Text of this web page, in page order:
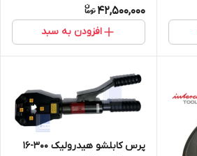
42,500,000
افزودن به سبد
پرس کابلشو هیدرولیک 300-16